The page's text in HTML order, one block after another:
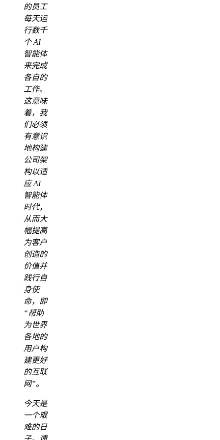
的员工
每天运
行数千
个 AI
智能体
来完成
各自的
工作。
这意味
着，我
们必须
有意识
地构建
公司架
构以适
应 AI
智能体
时代，
从而大
幅提高
为客户
创造的
价值并
践行自
身使
命，即
“帮助
为世界
各地的
用户构
建更好
的互联
网”。
今天是
一个艰
难的日